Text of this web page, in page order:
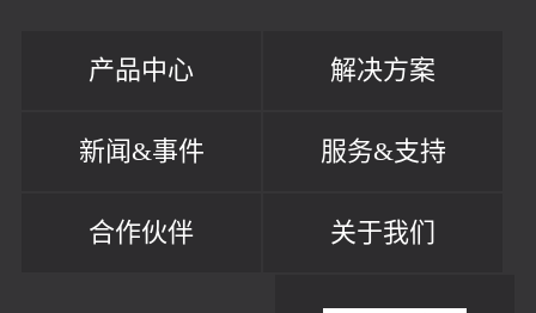
产品中心 解决方案
新闻&事件 服务&支持
合作伙伴 关于我们